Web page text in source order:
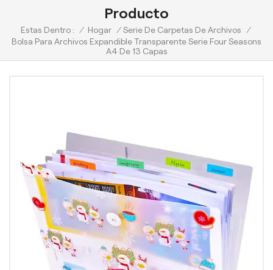
Producto
Estas Dentro : / Hogar / Serie De Carpetas De Archivos /
Bolsa Para Archivos Expandible Transparente Serie Four Seasons
A4 De 13 Capas